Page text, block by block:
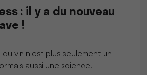
: il y a du nouveau
!
du vin n'est plus seulement un
aussi une science.